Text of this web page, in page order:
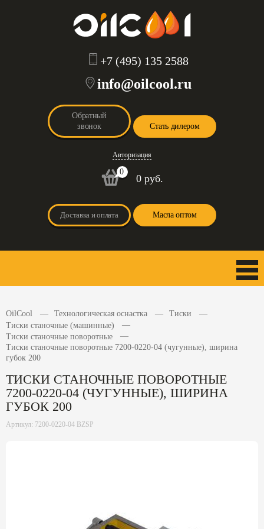
+7 (495) 135 2588
info@oilcool.ru
Обратный
звонок
Стать дилером
Авторизация
0
0 руб.
Доставка и оплата Масла оптом
OilCool Технологическая оснастка
Тиски
Тиски станочные (машинные)
Тиски станочные поворотные
Тиски станочные поворотные 7200-0220-04 (чугунные), ширина
губок 200
ТИСКИ СТАНОЧНЫЕ ПОВОРОТНЫЕ
7200-0220-04 (ЧУГУННЫЕ), ШИРИНА
ГУБОК 200
Артикул: 7200-0220-04 BZSP